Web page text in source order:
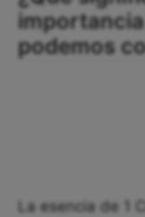
podemos
La esencia de 1